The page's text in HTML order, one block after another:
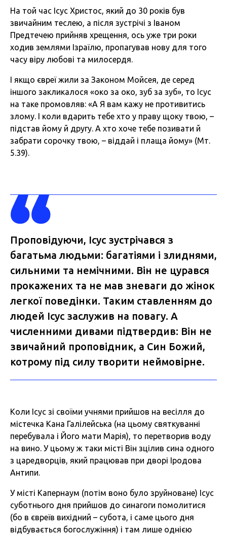
На той час Ісус Христос, який до 30 років був
звичайним теслею, а після зустрічі з Іваном
Предтечею прийняв хрещення, ось уже три роки
ходив землями Ізраїлю, пропагував нову для того
часу віру любові та милосердя.
І якщо євреї жили за Законом Мойсея, де серед
іншого закликалося «око за око, зуб за зуб», то Ісус
на таке промовляв: «А Я вам кажу не противитись
злому. І коли вдарить тебе хто у праву щоку твою, –
підстав йому й другу. А хто хоче тебе позивати й
забрати сорочку твою, – віддай і плаща йому» (Мт.
5.39).
Проповідуючи, Ісус зустрічався з
багатьма людьми: багатіями і злиднями,
сильними та немічними. Він не цурався
прокажених та не мав зневаги до жінок
легкої поведінки. Таким ставленням до
людей Ісус заслужив на повагу. А
численними дивами підтвердив: Він не
звичайний проповідник, а Син Божий,
котрому під силу творити неймовірне.
Коли Ісус зі своїми учнями прийшов на весілля до
містечка Кана Галілейська (на цьому святкуванні
перебувала і Його мати Марія), то перетворив воду
на вино. У цьому ж таки місті Він зцілив сина одного
з царедворців, який працював при дворі Іродова
Антипи.
У місті Капернаум (потім воно було зруйноване) Ісус
суботнього дня прийшов до синагоги помолитися
(бо в євреїв вихідний – субота, і саме цього дня
відбувається богослужіння) і там лише однією